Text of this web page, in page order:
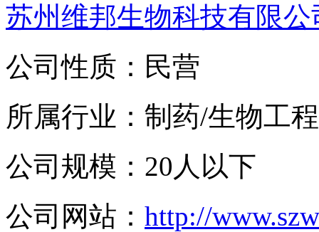
苏州维邦生物科技有限公
公司性质：民营
所属行业：制药/生物工程
公司规模：20人以下
公司网站： http://